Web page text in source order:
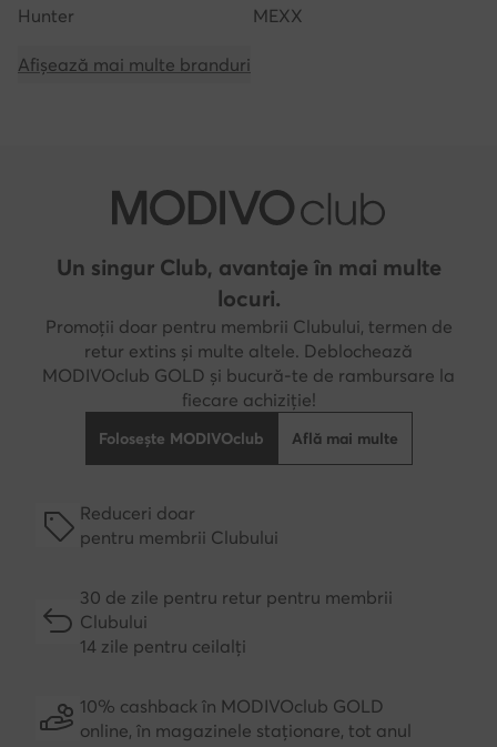
Hunter MEXX
Afișează mai multe branduri
Un singur Club, avantaje în mai multe
locuri.
Promoții doar pentru membrii Clubului, termen de
retur extins și multe altele. Deblochează
MODIVOclub GOLD și bucură-te de rambursare la
fiecare achiziție!
Folosește MODIVOclub Află mai multe
Reduceri doar
pentru membrii Clubului
30 de zile pentru retur pentru membrii
Clubului
14 zile pentru ceilalți
10% cashback în MODIVOclub GOLD
online, în magazinele staționare, tot anul